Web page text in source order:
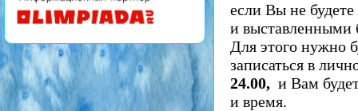
если Вы не будете
и выставленными
Для этого нужно
записаться в
24.00, и Вам
и время.